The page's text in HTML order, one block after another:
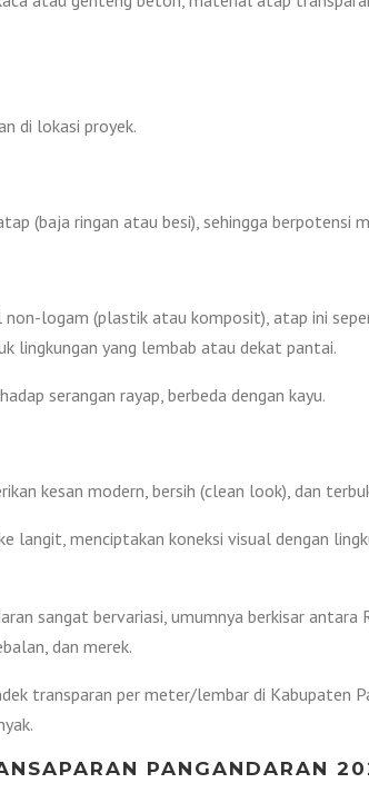
di lokasi proyek.
(baja ringan atau besi), sehingga berpotensi
logam (plastik atau komposit), atap ini
lingkungan yang lembab atau dekat pantai.
serangan rayap, berbeda dengan kayu.
kesan modern, bersih (clean look), dan
langit, menciptakan koneksi visual dengan
sangat bervariasi, umumnya berkisar antara
dan merek.
transparan per meter/lembar di Kabupaten
PANGANDARAN